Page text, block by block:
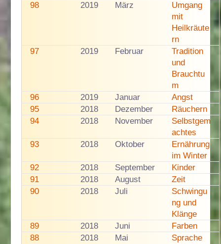
98
2019 März
Umgang
mit
Heilkräute
rn
97
2019 Februar
Tradition
und
Brauchtu
m
96
2019 Januar
Angst
95
2018 Dezember
Räuchern
94
2018 November
Selbstgem
achtes
93
2018 Oktober
Ernährung
im Winter
92
2018 September
Kinder
91
2018 August
Zeit
90
2018 Juli
Schwingu
ng und
Klänge
89
2018 Juni
Farben
88
2018 Mai
Sprache